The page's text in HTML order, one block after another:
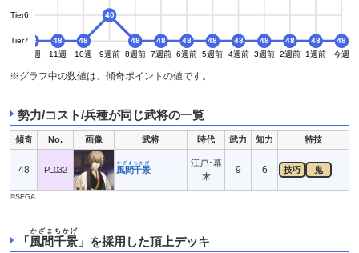
Tier6
Tier7
12週 11週 10週 9週前 8週前 7週前 6週前 5週前 4週前 3週前 2週前 1週前 今週
48 48 48 48
40
48 48 48 48 48 48 48 48 48
※グラフ中の数値は、傾奇ポイントの値です。
勢力/コスト/兵種が同じ武将の一覧
傾奇 No. 画像 武将 時代 武力 知力 特技
48 PL032 風間千景
かざまちかげ
江戸･幕
末
9 6 技巧 鬼
©SEGA
「風間千景
かざまちかげ
」を採用した頂上デッキ